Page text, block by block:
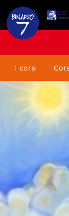
I corsi